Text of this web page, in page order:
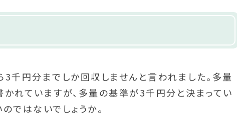
千円分までしか回収しませんと言われました。多量
れていますが、多量の基準が3千円分と決まってい
ではないでしょうか。